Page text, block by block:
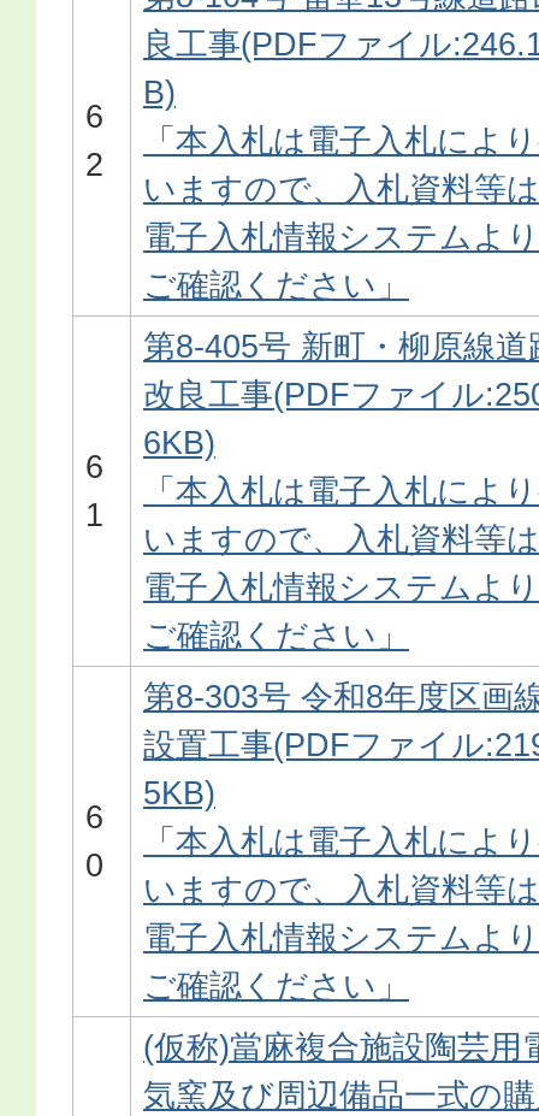
6
2
良工事(PDFファイル
B)
「本入札は電子入札によ
いますので、入札資料等は
電子入札情報システムより
ご確認ください」
6
1
第8-405号 新町・柳原線道
改良工事(PDFファイル
6KB)
「本入札は電子入札によ
いますので、入札資料等は
電子入札情報システムより
ご確認ください」
6
0
第8-303号 令和8年度区画
設置工事(PDFファイル
5KB)
「本入札は電子入札によ
いますので、入札資料等は
電子入札情報システムより
ご確認ください」
(仮称)當麻複合施設陶芸用
気窯及び周辺備品一式の